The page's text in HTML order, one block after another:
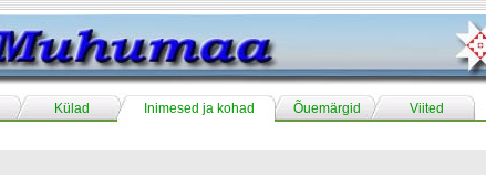
Külad Inimesed ja kohad Õuemärgid Viited